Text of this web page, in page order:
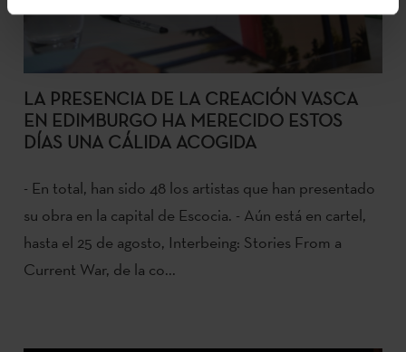
LA PRESENCIA DE LA CREACIÓN VASCA
EN EDIMBURGO HA MERECIDO ESTOS
DÍAS UNA CÁLIDA ACOGIDA
- En total, han sido 48 los artistas que han presentado
su obra en la capital de Escocia. - Aún está en cartel,
hasta el 25 de agosto, Interbeing: Stories From a
Current War, de la co...